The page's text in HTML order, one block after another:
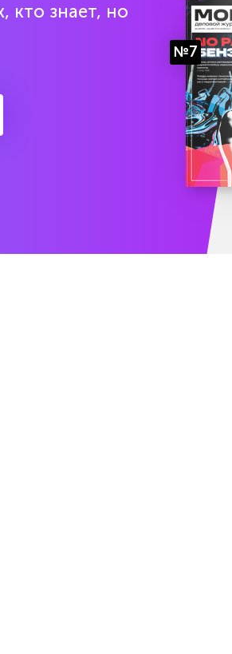
подписки бесплатно
кто знает, но
№7